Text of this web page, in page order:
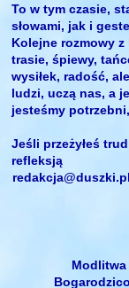
To w tym czasie,
słowami, jak i
Kolejne rozmowy
trasie, śpiewy,
wysiłek, radość,
ludzi, uczą nas, a
jesteśmy
Jeśli przeżyłeś
refleksją
redakcja@duszki.pl